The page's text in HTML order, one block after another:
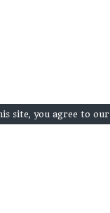
site, you agree to our